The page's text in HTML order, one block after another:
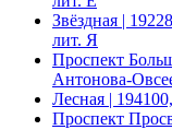
Звёздная |
лит. Я
Проспект
Антонова-
Лесная |
Проспект